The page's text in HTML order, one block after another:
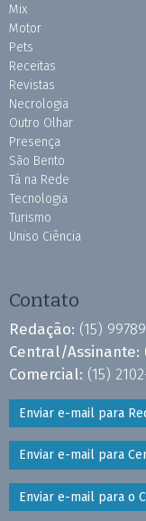
Mix
Motor
Pets
Receitas
Revistas
Necrologia
Outro Olhar
Presença
São Bento
Tá na Rede
Tecnologia
Turismo
Uniso Ciência
Contato
Redação: (15)
Central/Assinante:
Comercial: (15)
Enviar e-mail para
Enviar e-mail para
Enviar e-mail para o